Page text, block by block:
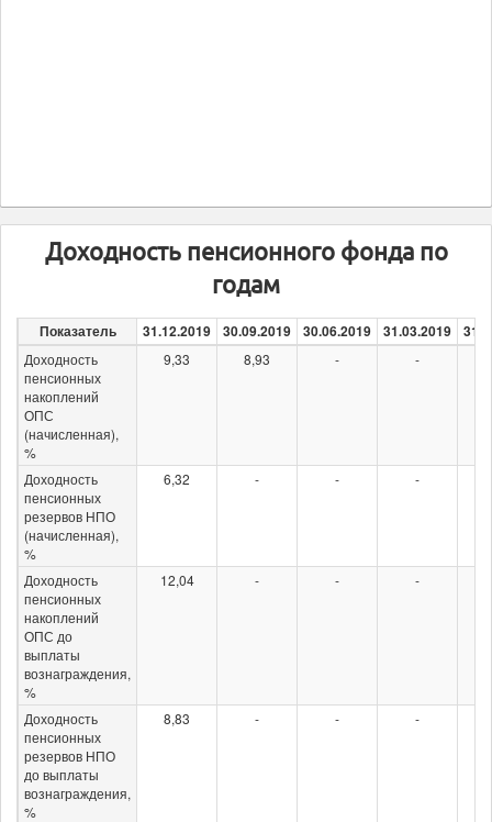
Доходность пенсионного фонда по
годам
Показатель 31.12.2019 30.09.2019 30.06.2019 31.03.2019
Доходность
пенсионных
накоплений
ОПС
(начисленная),
%
9,33 8,93 - -
Доходность
пенсионных
резервов НПО
(начисленная),
%
6,32 - - -
Доходность
пенсионных
накоплений
ОПС до
выплаты
вознаграждения,
%
12,04 - - -
Доходность
пенсионных
резервов НПО
до выплаты
вознаграждения,
%
8,83 - - -